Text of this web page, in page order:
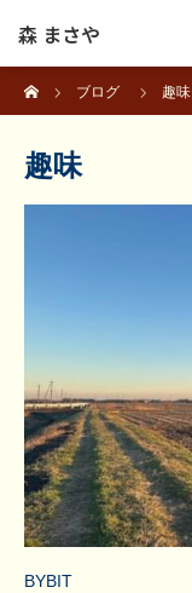
森 まさや
ブログ
趣味
趣味
BYBIT